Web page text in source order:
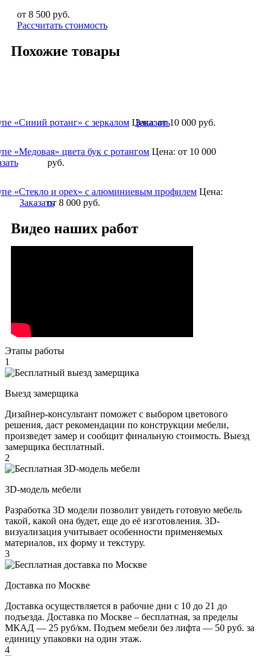
от 8 500 руб.
Рассчитать стоимость
Похожие товары
«Синий ротанг» с зеркалом Цена:от 10 000 руб.
Заказать
«Медовая» цвета бук с ротангом Цена: от 10 000
руб.
«Стекло и орех» с алюминиевым профилем Цена:
от 8 000руб.
Заказать
Видео наших работ
Этапы работы
1
Выезд замерщика
Дизайнер-консультант поможет с выбором цветового
решения, даст рекомендации по конструкции мебели,
произведет замер и сообщит финальную стоимость. Выезд
замерщика бесплатный.
2
3D-модель мебели
Разработка 3D модели позволит увидеть готовую мебель
такой, какой она будет, еще до её изготовления. 3D-
визуализация учитывает особенности применяемых
материалов, их форму и текстуру.
3
Доставка по Москве
Доставка осуществляется в рабочие дни с 10 до 21 до
подъезда. Доставка по Москве – бесплатная, за пределы
МКАД — 25 руб/км. Подъем мебели без лифта — 50 руб. за
единицу упаковки на один этаж.
4